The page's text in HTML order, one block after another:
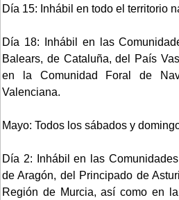
Día 15: Inhábil en todo el territorio
Día 18: Inhábil en las
Balears, de Cataluña, del País
en la Comunidad Foral de
Valenciana.
Mayo: Todos los sábados y
Día 2: Inhábil en las
de Aragón, del Principado de
Región de Murcia, así como en